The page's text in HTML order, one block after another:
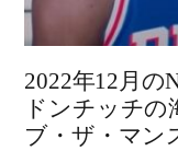
2022年12月の
ドンチッチ
ブ・ザ・マン